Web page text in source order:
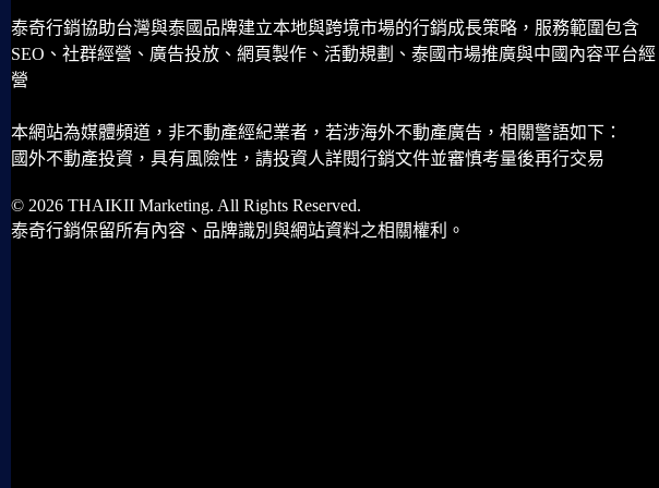
泰奇行銷協助台灣與泰國品牌建立本地與跨境市場的行銷成長策略，服務範圍包含
SEO、社群經營、廣告投放、網頁製作、活動規劃、泰國市場推廣與中國內容平台經
營
本網站為媒體頻道，非不動產經紀業者，若涉海外不動產廣告，相關警語如下：
國外不動產投資，具有風險性，請投資人詳閱行銷文件並審慎考量後再行交易
© 2026 THAIKII Marketing. All Rights Reserved.
泰奇行銷保留所有內容、品牌識別與網站資料之相關權利。